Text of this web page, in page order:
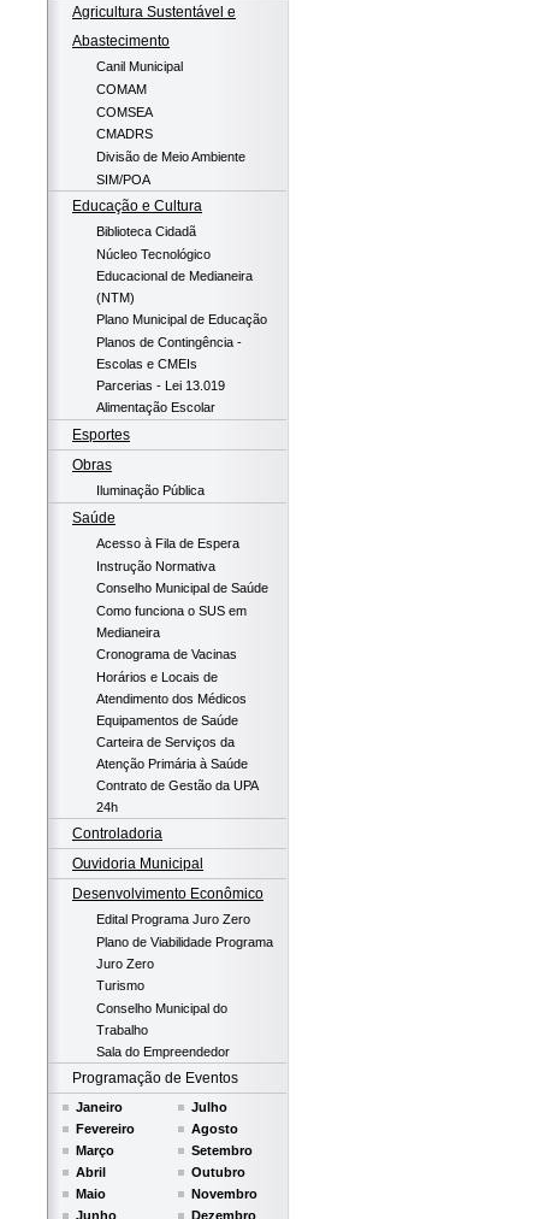
Agricultura Sustentável e
Abastecimento
Canil Municipal
COMAM
COMSEA
CMADRS
Divisão de Meio Ambiente
SIM/POA
Educação e Cultura
Biblioteca Cidadã
Núcleo Tecnológico
Educacional de Medianeira
(NTM)
Plano Municipal de Educação
Planos de Contingência -
Escolas e CMEIs
Parcerias - Lei 13.019
Alimentação Escolar
Esportes
Obras
Iluminação Pública
Saúde
Acesso à Fila de Espera
Instrução Normativa
Conselho Municipal de Saúde
Como funciona o SUS em
Medianeira
Cronograma de Vacinas
Horários e Locais de
Atendimento dos Médicos
Equipamentos de Saúde
Carteira de Serviços da
Atenção Primária à Saúde
Contrato de Gestão da UPA
24h
Controladoria
Ouvidoria Municipal
Desenvolvimento Econômico
Edital Programa Juro Zero
Plano de Viabilidade Programa
Juro Zero
Turismo
Conselho Municipal do
Trabalho
Sala do Empreendedor
Programação de Eventos
Janeiro
Fevereiro
Março
Abril
Maio
Junho
Julho
Agosto
Setembro
Outubro
Novembro
Dezembro